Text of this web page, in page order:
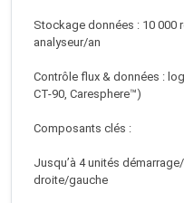
Stockage données : 10 000
analyseur/an
Contrôle flux & données :
CT-90, Caresphere™)
Composants clés :
Jusqu’à 4 unités
droite/gauche